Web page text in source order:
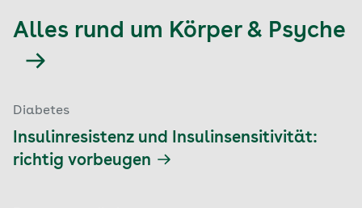
Alles rund um Körper & Psyche
Diabetes
Insulinresistenz und Insulinsensitivität:
richtig vorbeugen